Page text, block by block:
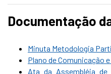
Documentação
Minuta Metodologia
Plano de Comunicação
Ata da Assembléia